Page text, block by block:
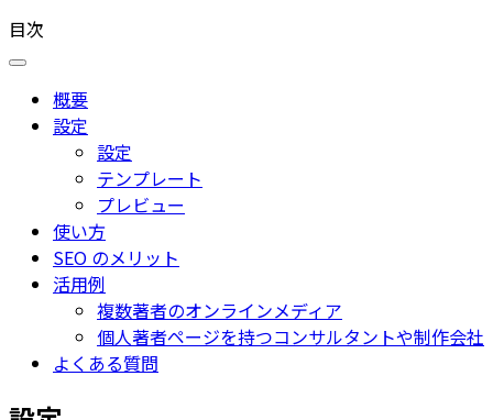
目次
概要
設定
設定
テンプレート
プレビュー
使い方
SEO のメリット
活用例
複数著者のオンラインメディア
個人著者ページを持つコンサルタントや制作会社
よくある質問